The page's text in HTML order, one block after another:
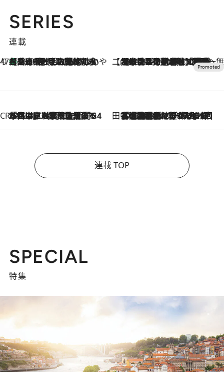
SERIES
連載
47都道府県の手みやげ ひんやりスイーツで夏を満喫
2026.8.8
【兵庫県】この夏絶対食べたい 冷やしておいしいおやつ3選 淡路島の恵みをジェラートに集約 【CREA×星野リゾート】唯一無二。癒しと発見が待つ場所へ
2026.8.7
【トンボの足水浴】ヒノキの香りに包まれて涼感マックス！約13℃の湧水かけ流しを避暑地「星野温泉 トンボの湯」で体験
CREA'S CHOICE
2026.8.7
「立川にも歌舞伎があるんだよ」 片岡仁左衛門・市川中車ら豪華座組みで4年目の立川立飛歌舞伎へ 田中稲の勝手に再ブーム
2026.8.7
「湘南乃風に憧れて」観客大盛上がりの“タオル回し”に、ラッパー顔負けの高速歌唱まで…さだまさし（74）のアグレッシブすぎる現在地
連載 TOP
SPECIAL
特集